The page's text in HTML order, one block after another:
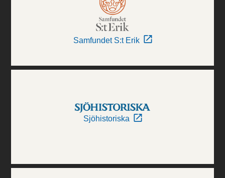
Samfundet S:t Erik
Sjöhistoriska